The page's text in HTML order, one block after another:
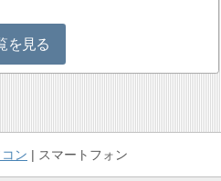
を見る
ン スマートフォン